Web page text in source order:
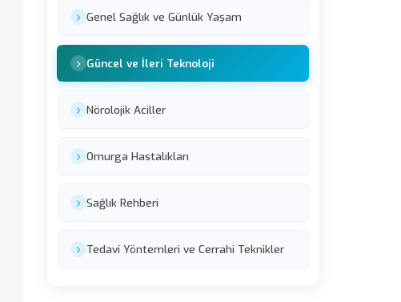
Genel Sağlık ve Günlük Yaşam
Güncel ve İleri Teknoloji
Nörolojik Aciller
Omurga Hastalıkları
Sağlık Rehberi
Tedavi Yöntemleri ve Cerrahi Teknikler